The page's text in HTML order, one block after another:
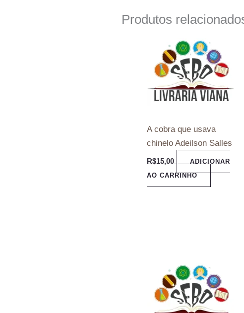
Produtos
A cobra que usava
chinelo Adeilson Salles
R$15,00
ADICIONAR
AO CARRINHO